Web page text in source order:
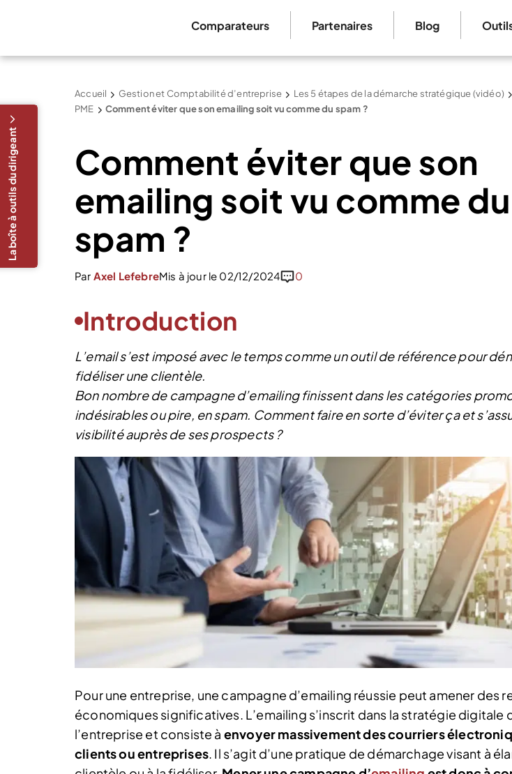
Comparateurs Partenaires Blog
Accueil Gestion et Comptabilité d’entreprise Les 5 étapes de la démarche stratégique (vidéo)
PME
Comment éviter que son emailing soit vu comme du spam ?
Comment éviter que son
emailing soit vu comme du
spam ?
Par Axel LefebreMis à jour le 02/12/2024 0
Introduction
L’email s’est imposé avec le temps comme un outil de référence pour
fidéliser une clientèle.
Bon nombre de campagne d’emailing finissent dans les catégories
indésirables ou pire, en spam. Comment faire en sorte d’éviter ça et
visibilité auprès de ses prospects ?
La boîte à outils du dirigeant
Pour une entreprise, une campagne d’emailing réussie peut amener des
économiques significatives. L’emailing s’inscrit dans la stratégie digitale
l’entreprise et consiste à envoyer massivement des courriers
clients ou entreprises. Il s’agit d’une pratique de démarchage visant à